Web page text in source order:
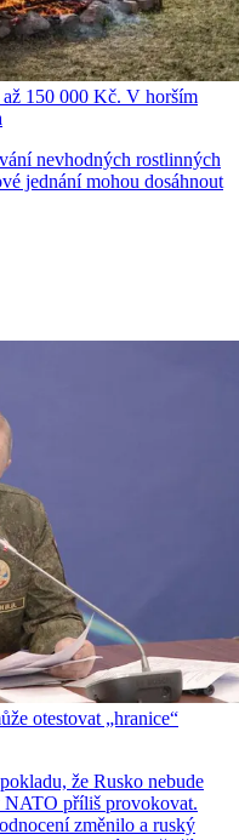
až 150 000 Kč. V horším
nevhodných rostlinných
jednání mohou dosáhnout
otestovat „hranice“
že Rusko nebude
NATO příliš provokovat.
změnilo a ruský